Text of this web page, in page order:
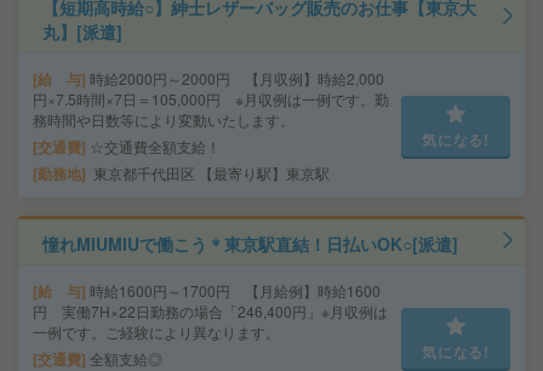
【短期高時給○】紳士レザーバッグ販売のお仕事【東京大
丸】[派遣]
給 与 時給2000円～2000円 【月収例】時給2,000
円×7.5時間×7日＝105,000円 ※月収例は一例です。勤
務時間や日数等により変動いたします。
交通費 ☆交通費全額支給！
勤務地 東京都千代田区 【最寄り駅】東京駅
気になる!
憧れMIUMIUで働こう＊東京駅直結！日払いOK○[派遣]
給 与 時給1600円～1700円 【月給例】時給1600
円 実働7H×22日勤務の場合「246,400円」※月収例は
一例です。ご経験により異なります。
交通費 全額支給◎ 気になる!